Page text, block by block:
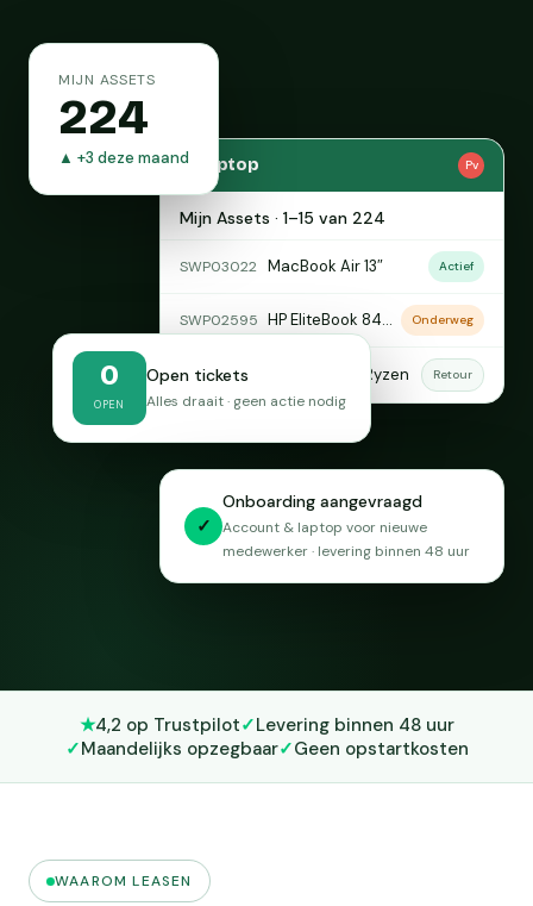
MIJN ASSETS
224
▲ +3 deze maandSwaptop Pv
Mijn Assets · 1–15 van 224
SWP03022 MacBook Air 13″ Actief
SWP02595 HP EliteBook 840 G5 Onderweg
SWP02330 HP MT 45 14″ Ryzen Retour
0
OPEN
Open tickets
Alles draait · geen actie nodig
✓
Onboarding aangevraagd
Account & laptop voor nieuwe
medewerker · levering binnen 48 uur
★4,2 op Trustpilot✓Levering binnen 48 uur
✓Maandelijks opzegbaar✓Geen opstartkosten
WAAROM LEASEN